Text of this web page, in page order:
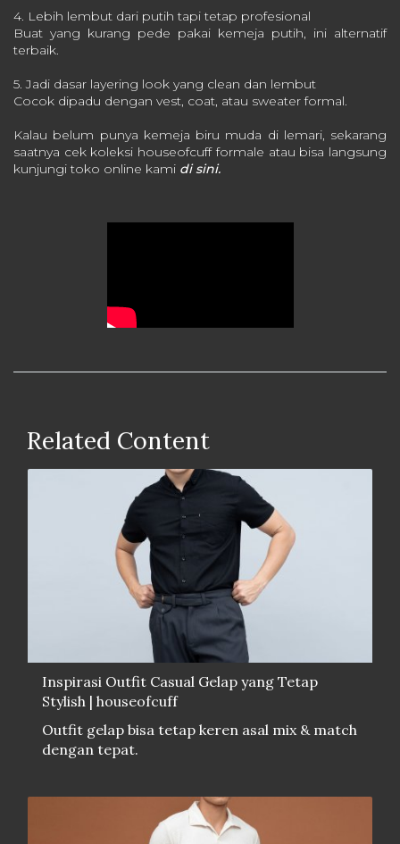
4. Lebih lembut dari putih tapi tetap profesional
Buat yang kurang pede pakai kemeja putih, ini alternatif
terbaik.
5. Jadi dasar layering look yang clean dan lembut
Cocok dipadu dengan vest, coat, atau sweater formal.
Kalau belum punya kemeja biru muda di lemari, sekarang
saatnya cek koleksi houseofcuff formale atau bisa langsung
kunjungi toko online kami di sini.
Related Content
Inspirasi Outfit Casual Gelap yang Tetap
Stylish | houseofcuff
Outfit gelap bisa tetap keren asal mix & match
dengan tepat.